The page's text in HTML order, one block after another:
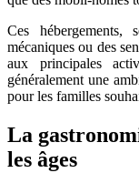
Ces hébergements,
mécaniques ou des
aux principales
généralement une
pour les familles
La
les âges